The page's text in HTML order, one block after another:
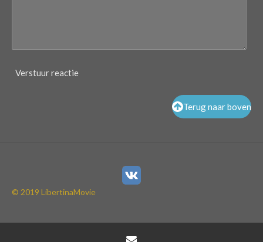
Verstuur reactie
Terug naar boven
© 2019 LibertinaMovie